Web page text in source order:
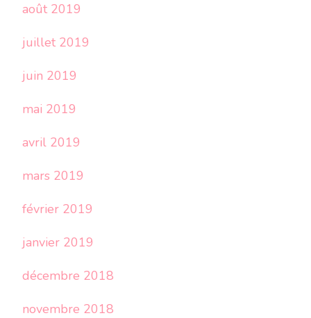
août 2019
juillet 2019
juin 2019
mai 2019
avril 2019
mars 2019
février 2019
janvier 2019
décembre 2018
novembre 2018